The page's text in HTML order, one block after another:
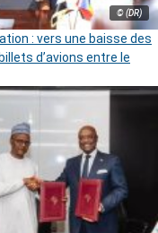
© (DR)
: vers une baisse des
d’avions entre le